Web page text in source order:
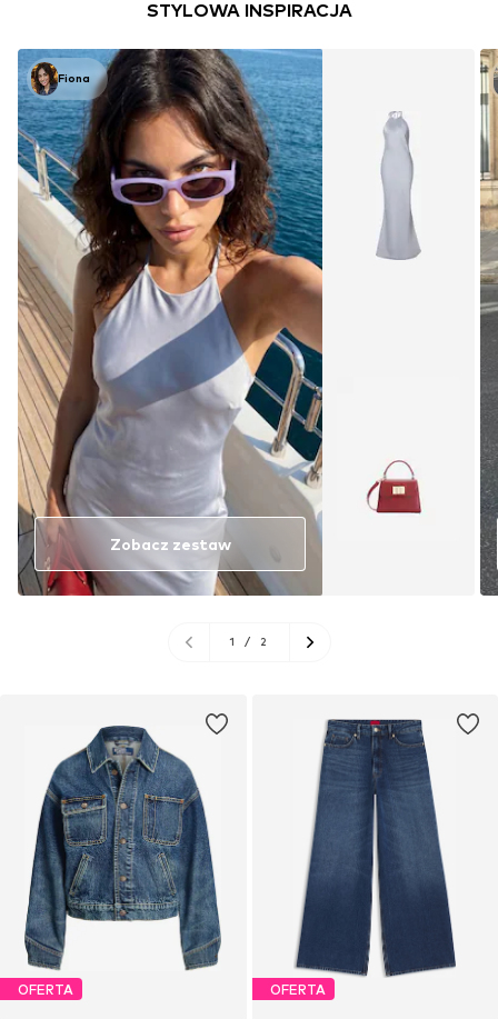
OFERTA
STYLOWA INSPIRACJA
Fiona
Zobacz zestaw
1 / 2
OFERTA